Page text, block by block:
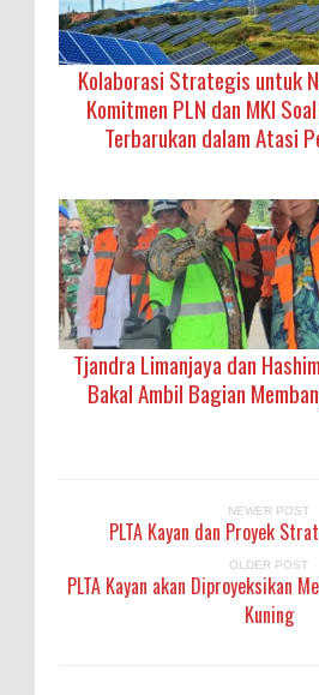
Kolaborasi Strategis untuk
Komitmen PLN dan MKI
Terbarukan dalam Atasi
Tjandra Limanjaya dan
Bakal Ambil Bagian
NEWER POST
PLTA Kayan dan Proyek
OLDER POST
PLTA Kayan akan Diproyeksikan
Kuning